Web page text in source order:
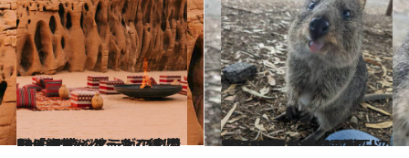
2023.12.2
ビザ解禁、ようやく行けた！ サウジアラビアの港町「ジェッダ」ここは、1400年続くメッカの玄関口
旅＆お出かけ 2023.11.18
人口166人の島に1万匹以上!? “世界一幸せな動物”クオッカの楽園 オーストラリア【ロットネスト島】
旅＆お出かけ